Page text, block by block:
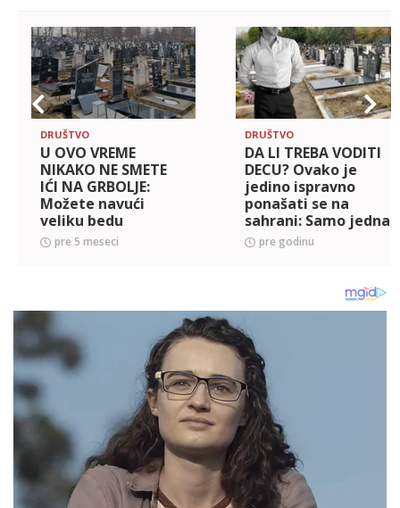
DRUŠTVO
U OVO VREME
NIKAKO NE SMETE
IĆI NA GRBOLJE:
Možete navući
veliku bedu
pre 5 meseci
DRUŠTVO
DA LI TREBA VODITI
DECU? Ovako je
jedino ispravno
ponašati se na
sahrani: Samo jedna
vrsta odeće se
nikako ne sme
pre godinu